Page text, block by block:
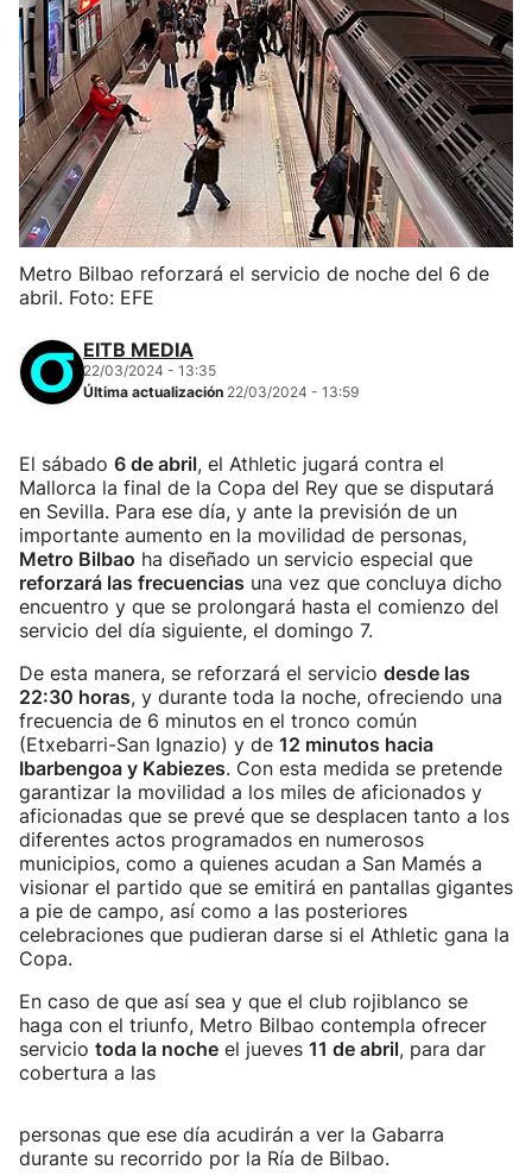
Metro Bilbao reforzará el servicio de noche del 6 de
abril. Foto: EFE
EITB MEDIA
22/03/2024 - 13:35
Última actualización 22/03/2024 - 13:59
El sábado 6 de abril, el Athletic jugará contra el
Mallorca la final de la Copa del Rey que se disputará
en Sevilla. Para ese día, y ante la previsión de un
importante aumento en la movilidad de personas,
Metro Bilbao ha diseñado un servicio especial que
reforzará las frecuencias una vez que concluya dicho
encuentro y que se prolongará hasta el comienzo del
servicio del día siguiente, el domingo 7.
De esta manera, se reforzará el servicio desde las
22:30 horas, y durante toda la noche, ofreciendo una
frecuencia de 6 minutos en el tronco común
(Etxebarri-San Ignazio) y de 12 minutos hacia
Ibarbengoa y Kabiezes. Con esta medida se pretende
garantizar la movilidad a los miles de aficionados y
aficionadas que se prevé que se desplacen tanto a los
diferentes actos programados en numerosos
municipios, como a quienes acudan a San Mamés a
visionar el partido que se emitirá en pantallas gigantes
a pie de campo, así como a las posteriores
celebraciones que pudieran darse si el Athletic gana la
Copa.
En caso de que así sea y que el club rojiblanco se
haga con el triunfo, Metro Bilbao contempla ofrecer
servicio toda la noche el jueves 11 de abril, para dar
cobertura a las
personas que ese día acudirán a ver la Gabarra
durante su recorrido por la Ría de Bilbao.